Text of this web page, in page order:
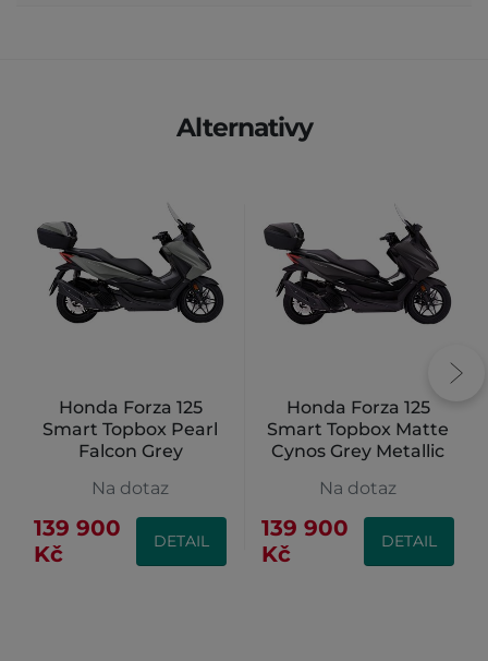
Alternativy
Honda Forza 125
Smart Topbox Pearl
Falcon Grey
Na dotaz
139 900
Kč
DETAIL
Honda Forza 125
Smart Topbox Matte
Cynos Grey Metallic
Na dotaz
139 900
Kč
DETAIL